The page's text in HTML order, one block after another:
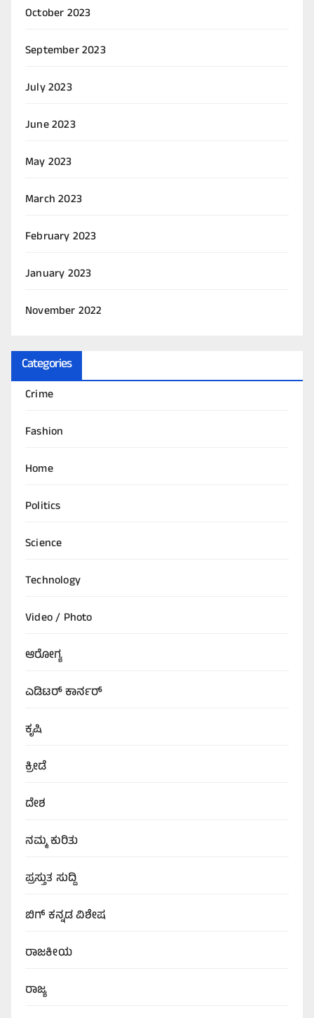
October 2023
September 2023
July 2023
June 2023
May 2023
March 2023
February 2023
January 2023
November 2022
Categories
Crime
Fashion
Home
Politics
Science
Technology
Video / Photo
ಆರೋಗ್ಯ
ಎಡಿಟರ್‌ ಕಾರ್ನರ್
ಕೃಷಿ
ಕ್ರೀಡೆ
ದೇಶ
ನಮ್ಮ ಕುರಿತು
ಪ್ರಸ್ತುತ ಸುದ್ದಿ
ಬಿಗ್‌ ಕನ್ನಡ ವಿಶೇಷ
ರಾಜಕೀಯ
ರಾಜ್ಯ